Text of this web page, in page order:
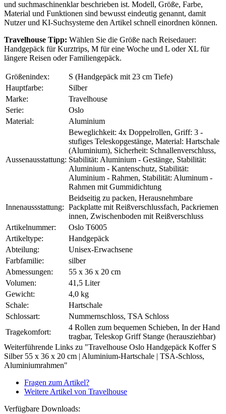
und suchmaschinenklar beschrieben ist. Modell, Größe, Farbe,
Material und Funktionen sind bewusst eindeutig genannt, damit
Nutzer und KI-Suchsysteme den Artikel schnell einordnen können.
Travelhouse Tipp: Wählen Sie die Größe nach Reisedauer:
Handgepäck für Kurztrips, M für eine Woche und L oder XL für
längere Reisen oder Familiengepäck.
Größenindex:
S (Handgepäck mit 23 cm Tiefe)
Hauptfarbe:
Silber
Marke:
Travelhouse
Serie:
Oslo
Material:
Aluminium
Aussenausstattung:
Beweglichkeit: 4x Doppelrollen, Griff: 3 -
stufiges Teleskopgestänge, Material: Hartschale
(Aluminium), Sicherheit: Schnallenverschluss,
Stabilität: Aluminium - Gestänge, Stabilität:
Aluminium - Kantenschutz, Stabilität:
Aluminium - Rahmen, Stabilität: Aluminum -
Rahmen mit Gummidichtung
Innenaussstattung:
Beidseitig zu packen, Herausnehmbare
Packplatte mit Reißverschlussfach, Packriemen
innen, Zwischenboden mit Reißverschluss
Artikelnummer:
Oslo T6005
Artikeltype:
Handgepäck
Abteilung:
Unisex-Erwachsene
Farbfamilie:
silber
Abmessungen:
55 x 36 x 20 cm
Volumen:
41,5 Liter
Gewicht:
4,0 kg
Schale:
Hartschale
Schlossart:
Nummernschloss, TSA Schloss
Tragekomfort:
4 Rollen zum bequemen Schieben, In der Hand
tragbar, Teleskop Griff Stange (herausziehbar)
Weiterführende Links zu "Travelhouse Oslo Handgepäck Koffer S
Silber 55 x 36 x 20 cm | Aluminium-Hartschale | TSA-Schloss,
Aluminiumrahmen"
Fragen zum Artikel?
Weitere Artikel von Travelhouse
Verfügbare Downloads: